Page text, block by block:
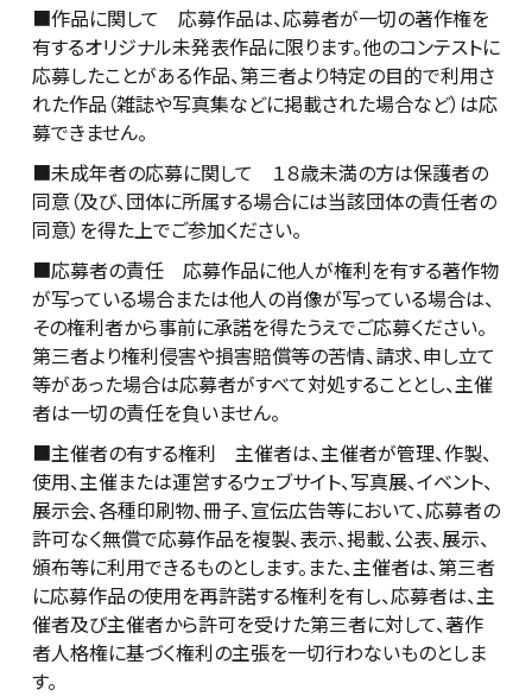
■作品に関して 応募作品は、応募者が一切の著作権を
有するオリジナル未発表作品に限ります。他のコンテストに
応募したことがある作品、第三者より特定の目的で利用さ
れた作品（雑誌や写真集などに掲載された場合など）は応
募できません。
■未成年者の応募に関して １８歳未満の方は保護者の
同意（及び、団体に所属する場合には当該団体の責任者の
同意）を得た上でご参加ください。
■応募者の責任 応募作品に他人が権利を有する著作物
が写っている場合または他人の肖像が写っている場合は、
その権利者から事前に承諾を得たうえでご応募ください。
第三者より権利侵害や損害賠償等の苦情、請求、申し立て
等があった場合は応募者がすべて対処することとし、主催
者は一切の責任を負いません。
■主催者の有する権利 主催者は、主催者が管理、作製、
使用、主催または運営するウェブサイト、写真展、イベント、
展示会、各種印刷物、冊子、宣伝広告等において、応募者の
許可なく無償で応募作品を複製、表示、掲載、公表、展示、
頒布等に利用できるものとします。また、主催者は、第三者
に応募作品の使用を再許諾する権利を有し、応募者は、主
催者及び主催者から許可を受けた第三者に対して、著作
者人格権に基づく権利の主張を一切行わないものとしま
す。